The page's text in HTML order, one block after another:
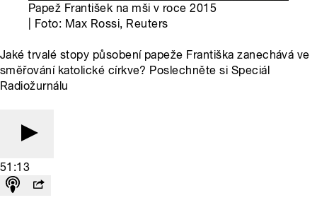
Papež František na mši v roce 2015
| Foto: Max Rossi, Reuters
Jaké trvalé stopy působení papeže Františka zanechává ve
směřování katolické církve? Poslechněte si Speciál
Radiožurnálu
51:13